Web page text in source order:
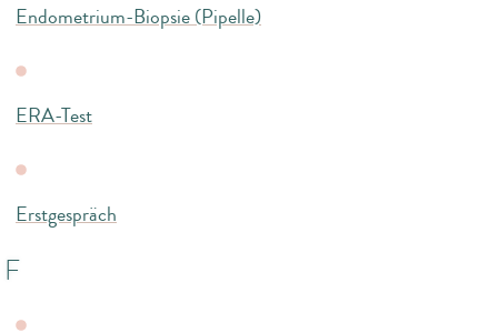
Endometrium-Biopsie (Pipelle)
ERA-Test
Erstgespräch
F